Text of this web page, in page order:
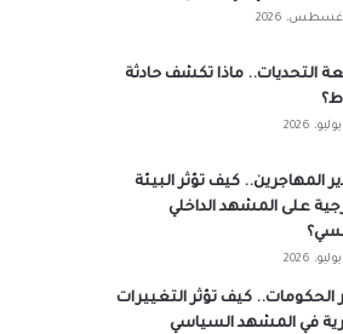
التحديات.. ماذا تكشف حادثة
المهاجرين.. كيف تؤثر البيئة
على المشهد الداخلي
الحكومات.. كيف تؤثر التغييرات
في المشهد السياسي